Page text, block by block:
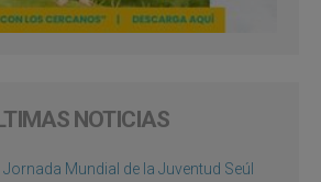
NOTICIAS
Mundial de la Juventud Seúl